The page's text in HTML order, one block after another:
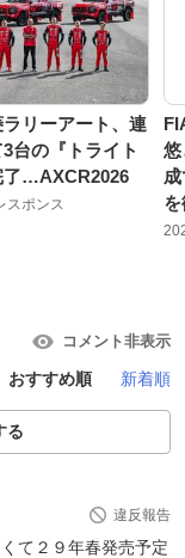
リーアート、連
台の『トライト
了…AXCR2026
スポンス
悠
コメント非表示
おすすめ順 新着順
る
違反報告
て２９年春発売予定